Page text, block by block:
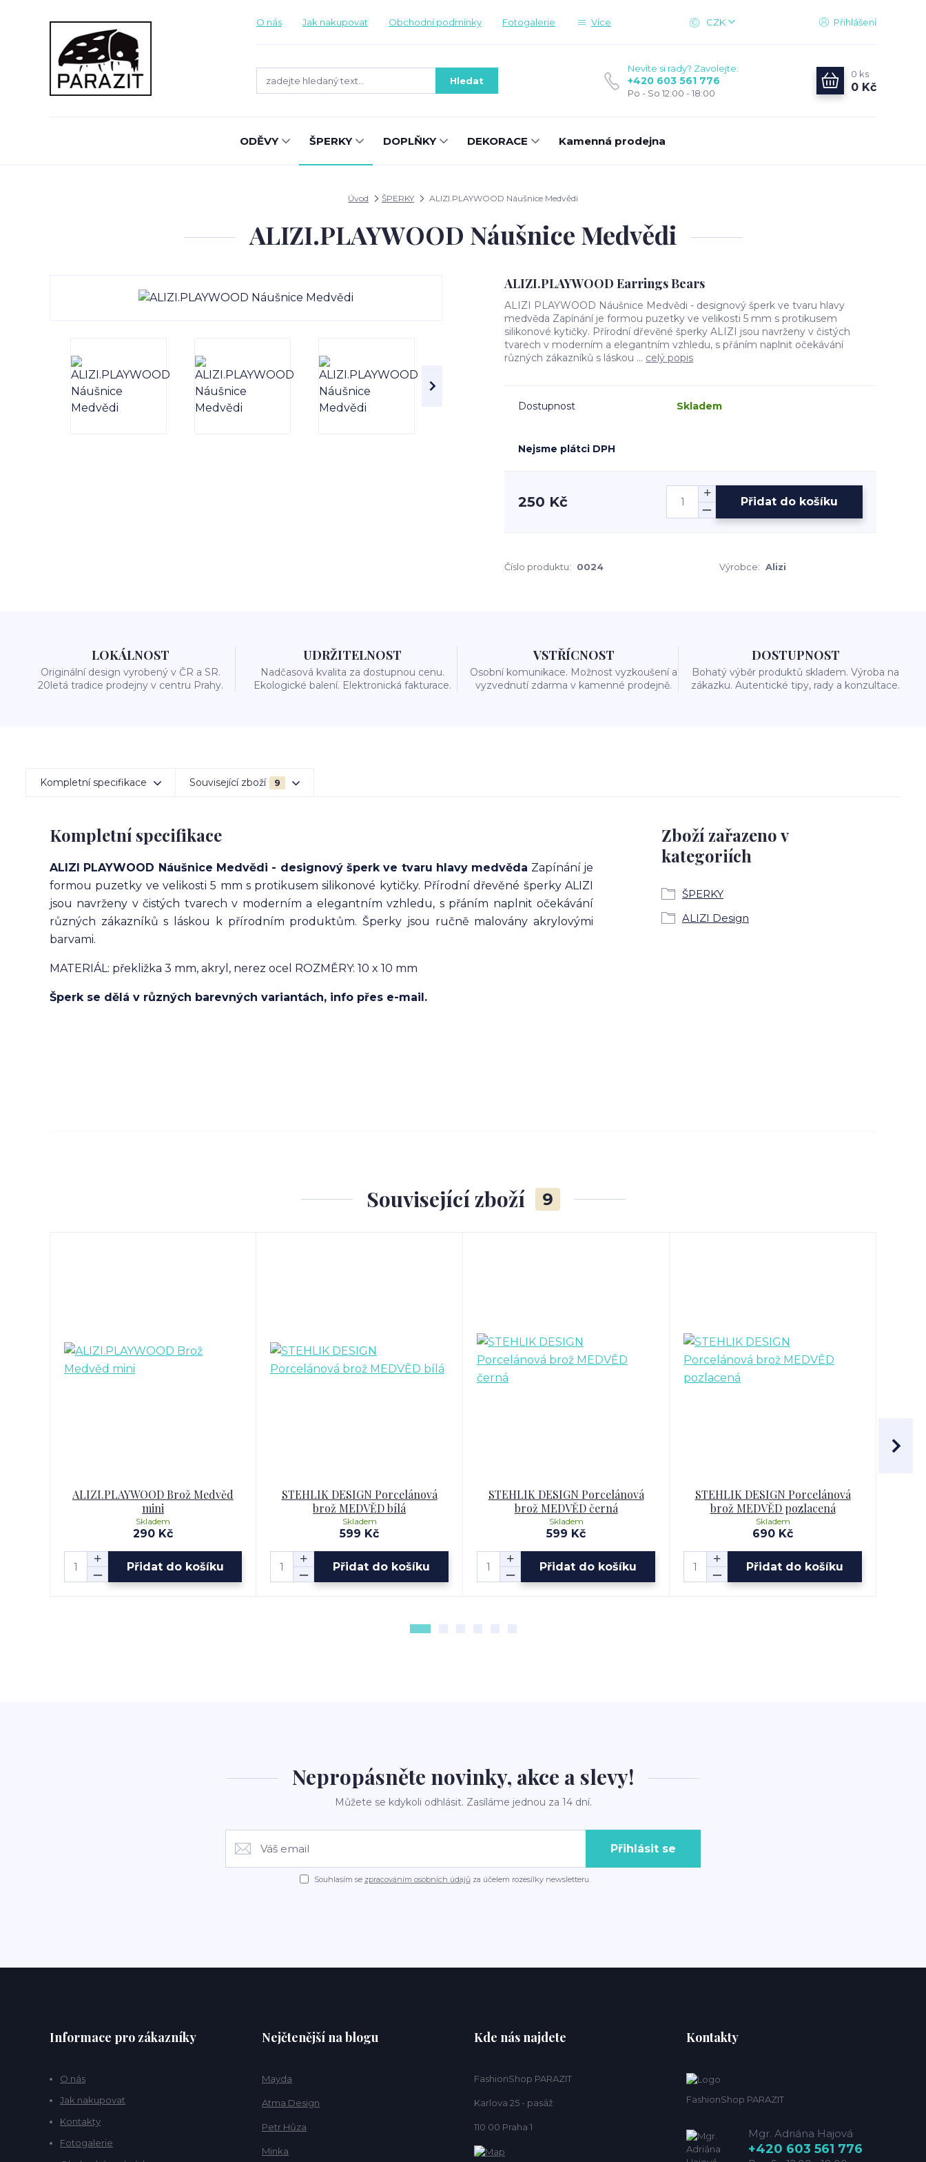
O nás Jak nakupovat Obchodní podmínky Fotogalerie Více CZK Přihlášení
Hledat
Nevíte si rady? Zavolejte.
+420 603 561 776
Po - So 12:00 - 18:00
0 ks
0 Kč
ODĚVY ŠPERKY DOPLŇKY DEKORACE Kamenná prodejna
Úvod ŠPERKY ALIZI.PLAYWOOD Náušnice Medvědi
ALIZI.PLAYWOOD Náušnice Medvědi
ALIZI.PLAYWOOD Earrings Bears
ALIZI PLAYWOOD Náušnice Medvědi - designový šperk ve tvaru hlavy
medvěda Zapínání je formou puzetky ve velikosti 5 mm s protikusem
silikonové kytičky. Přírodní dřevěné šperky ALIZI jsou navrženy v čistých
tvarech v moderním a elegantním vzhledu, s přáním naplnit očekávání
různých zákazníků s láskou ... celý popis
Dostupnost Skladem
Nejsme plátci DPH
250 Kč Přidat do košíku
Číslo produktu: 0024 Výrobce: Alizi
LOKÁLNOST
Originální design vyrobený v ČR a SR.
20letá tradice prodejny v centru Prahy.
UDRŽITELNOST
Nadčasová kvalita za dostupnou cenu.
Ekologické balení. Elektronická fakturace.
VSTŘÍCNOST
Osobní komunikace. Možnost vyzkoušení a
vyzvednutí zdarma v kamenné prodejně.
DOSTUPNOST
Bohatý výběr produktů skladem. Výroba na
zákazku. Autentické tipy, rady a konzultace.
Kompletní specifikace Související zboží 9
Kompletní specifikace
ALIZI PLAYWOOD Náušnice Medvědi - designový šperk ve tvaru hlavy medvěda Zapínání je
formou puzetky ve velikosti 5 mm s protikusem silikonové kytičky. Přírodní dřevěné šperky ALIZI
jsou navrženy v čistých tvarech v moderním a elegantním vzhledu, s přáním naplnit očekávání
různých zákazníků s láskou k přírodním produktům. Šperky jsou ručně malovány akrylovými
barvami.
MATERIÁL: překližka 3 mm, akryl, nerez ocel ROZMĚRY: 10 x 10 mm
Šperk se dělá v různých barevných variantách, info přes e-mail.
Zboží zařazeno v
kategoriích
ŠPERKY
ALIZI Design
Související zboží 9
ALIZI.PLAYWOOD Brož Medvěd
mini
290 Kč
Skladem
Přidat do košíku
STEHLIK DESIGN Porcelánová
brož MEDVĚD bílá
599 Kč
Skladem
Přidat do košíku
STEHLIK DESIGN Porcelánová
brož MEDVĚD černá
599 Kč
Skladem
Přidat do košíku
STEHLIK DESIGN Porcelánová
brož MEDVĚD pozlacená
690 Kč
Skladem
Přidat do košíku
Nepropásněte novinky, akce a slevy!
Můžete se kdykoli odhlásit. Zasíláme jednou za 14 dní.
Přihlásit se
Souhlasím se zpracováním osobních údajůza účelem rozesílky newsletteru.
Informace pro zákazníky
O nás
Jak nakupovat
Kontakty
Fotogalerie
Nejčtenější na blogu
Mayda
Atma Design
Petr Hůza
Minka
Kde nás najdete
FashionShop PARAZIT
Karlova 25 - pasáž
110 00 Praha 1
Kontakty
FashionShop PARAZIT
Mgr. Adriána Hajová
+420 603 561 776